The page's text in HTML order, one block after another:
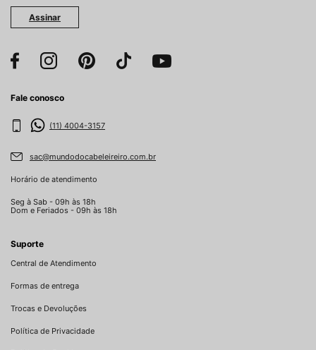
Assinar
Fale conosco
(11) 4004-3157
sac@mundodocabeleireiro.com.br
Horário de atendimento
Seg à Sab - 09h às 18h
Dom e Feriados - 09h às 18h
Suporte
Central de Atendimento
Formas de entrega
Trocas e Devoluções
Política de Privacidade